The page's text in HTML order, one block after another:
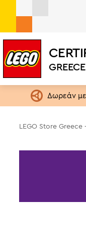
GREECE
Σετ ανά
LEGO One Piece
LEGO Editions
City
Star Wars
Δωρεάν
LEGO Store Greece